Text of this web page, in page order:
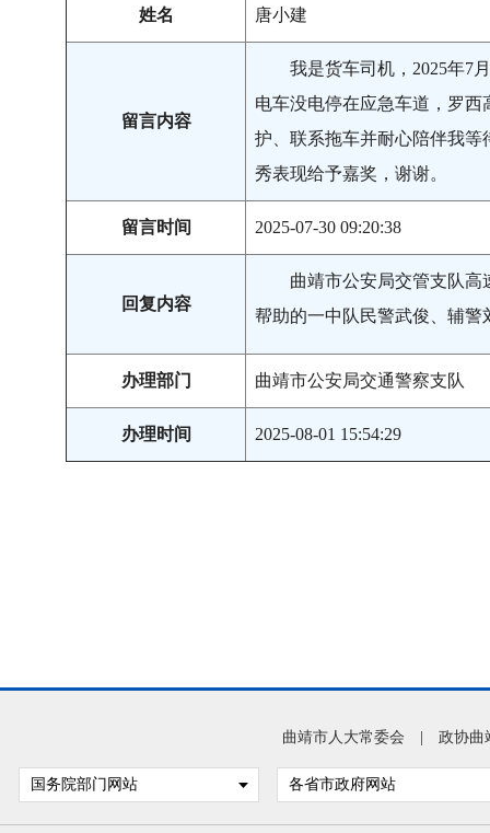
姓名 唐小建
留言内容
我是货车司机，2025年7
电车没电停在应急车道，罗
护、联系拖车并耐心陪伴我
秀表现给予嘉奖，谢谢。
留言时间 2025-07-30 09:20:38
回复内容
曲靖市公安局交管支队
帮助的一中队民警武俊、辅警
办理部门 曲靖市公安局交通警察支队
办理时间 2025-08-01 15:54:29
曲靖市人大常委会 政协曲
国务院部门网站 各省市政府网站